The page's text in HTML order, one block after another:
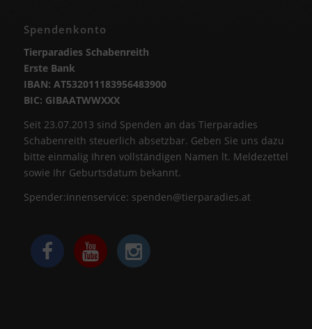
Spendenkonto
Tierparadies Schabenreith
Erste Bank
IBAN: AT532011183956483900
BIC: GIBAATWWXXX
Seit 23.07.2013 sind Spenden an das Tierparadies
Schabenreith steuerlich absetzbar. Geben Sie uns dazu
bitte einmalig Ihren vollständigen Namen lt. Meldezettel
sowie Ihr Geburtsdatum bekannt.
Spender:innenservice: spenden@tierparadies.at